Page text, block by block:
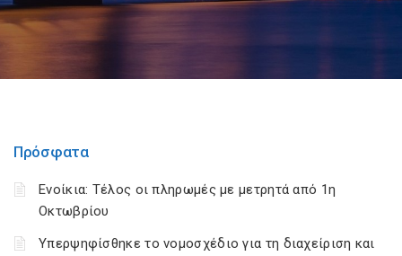
Πρόσφατα
Ενοίκια: Τέλος οι πληρωμές με μετρητά από 1η
Οκτωβρίου
Υπερψηφίσθηκε το νομοσχέδιο για τη διαχείριση και